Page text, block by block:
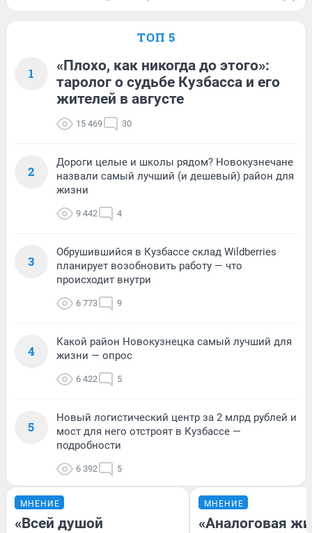
ТОП 5
1
«Плохо, как никогда до этого»:
таролог о судьбе Кузбасса и его
жителей в августе
15 469 30
2
Дороги целые и школы рядом? Новокузнечане
назвали самый лучший (и дешевый) район для
жизни
9 442 4
3
Обрушившийся в Кузбассе склад Wildberries
планирует возобновить работу — что
происходит внутри
6 773 9
4
Какой район Новокузнецка самый лучший для
жизни — опрос
6 422 5
5
Новый логистический центр за 2 млрд рублей и
мост для него отстроят в Кузбассе —
подробности
6 392 5
МНЕНИЕ
«Всей душой
МНЕНИЕ
«Аналоговая